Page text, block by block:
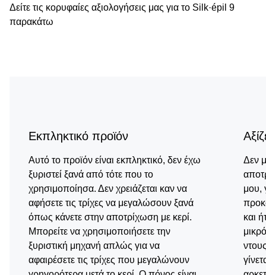
Δείτε τις κορυφαίες αξιολογήσεις μας για το Silk·épil 9
παρακάτω
Εκπληκτικό προϊόν
Αυτό το προϊόν είναι εκπληκτικό, δεν έχω
ξυριστεί ξανά από τότε που το
χρησιμοποίησα. Δεν χρειάζεται καν να
αφήσετε τις τρίχες να μεγαλώσουν ξανά
όπως κάνετε στην αποτρίχωση με κερί.
Μπορείτε να χρησιμοποιήσετε την
ξυριστική μηχανή απλώς για να
αφαιρέσετε τις τρίχες που μεγαλώνουν
Δεν
μου,
και